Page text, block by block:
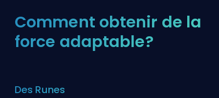
Comment obtenir de la
force adaptable?
Des Runes